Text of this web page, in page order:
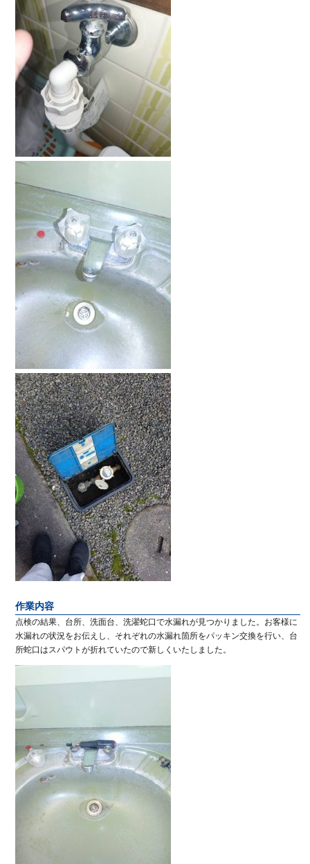
作業内容
点検の結果、台所、洗面台、洗濯蛇口で水漏れが見つかりました。お客様に
水漏れの状況をお伝えし、それぞれの水漏れ箇所をパッキン交換を行い、台
所蛇口はスパウトが折れていたので新しくいたしました。